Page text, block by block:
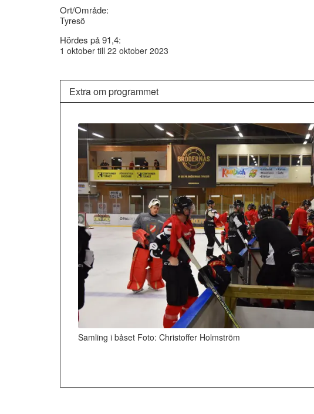
Ort/Område:
Tyresö
Hördes på 91,4:
1 oktober till 22 oktober 2023
Extra om programmet
Samling i båset Foto: Christoffer Holmström